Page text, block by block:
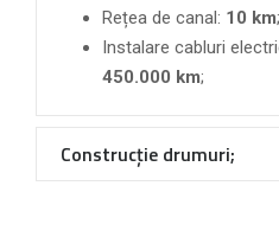
Rețea de canal: 10 km;
Instalare cabluri
450.000 km;
Construcție drumuri;